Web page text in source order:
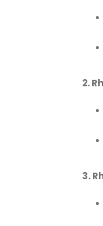
2.
3.